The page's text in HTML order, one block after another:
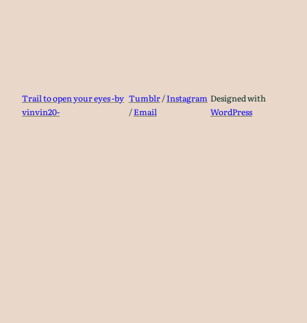
Trail to open your eyes -by
vinvin20-
Tumblr/Instagram
/Email
Designed with
WordPress